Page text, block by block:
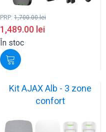
PRP: 1,700.00lei
1,489.00 lei
În stoc
Kit AJAX Alb - 3 zone
confort